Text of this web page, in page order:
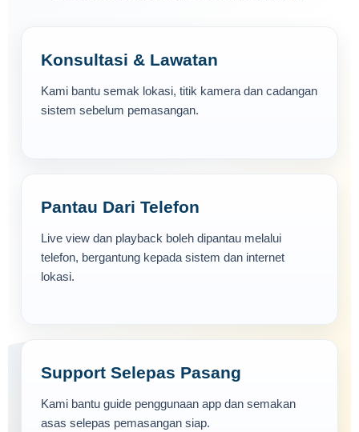
Konsultasi & Lawatan
Kami bantu semak lokasi, titik kamera dan cadangan
sistem sebelum pemasangan.
Pantau Dari Telefon
Live view dan playback boleh dipantau melalui
telefon, bergantung kepada sistem dan internet
lokasi.
Support Selepas Pasang
Kami bantu guide penggunaan app dan semakan
asas selepas pemasangan siap.